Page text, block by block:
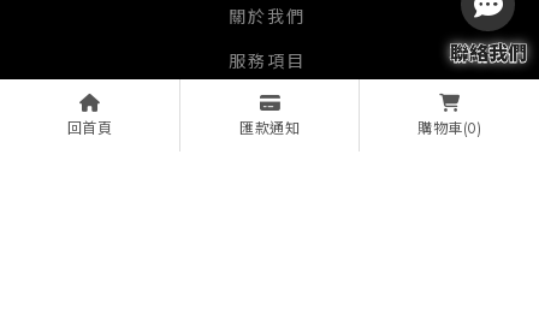
回首頁 匯款通知 購物車(0)
關於我們
服務項目
經銷品牌